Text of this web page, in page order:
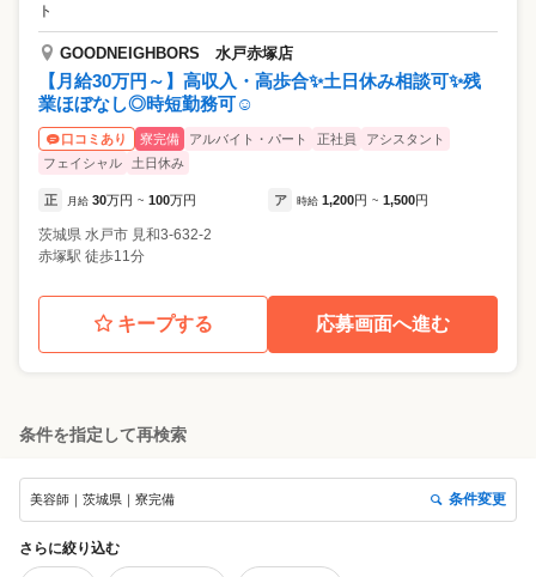
ト
GOODNEIGHBORS 水戸赤塚店
【月給30万円～】高収入・高歩合✨土日休み相談可✨残
業ほぼなし◎時短勤務可☺
口コミあり 寮完備 アルバイト・パート 正社員
アシスタント
フェイシャル
土日休み
正 月給 30万円 ~ 100万円 ア 時給 1,200円 ~ 1,500円
茨城県 水戸市 見和3-632-2
赤塚駅 徒歩11分
キープする 応募画面へ進む
条件を指定して再検索
美容師｜茨城県｜寮完備 条件変更
さらに絞り込む